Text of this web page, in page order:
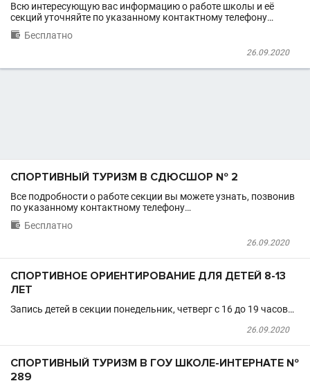
Всю интересующую вас информацию о работе школы и её
секций уточняйте по указанному контактному телефону…
 Бесплатно
26.09.2020
СПОРТИВНЫЙ ТУРИЗМ В СДЮСШОР № 2
Все подробности о работе секции вы можете узнать, позвонив
по указанному контактному телефону…
 Бесплатно
26.09.2020
СПОРТИВНОЕ ОРИЕНТИРОВАНИЕ ДЛЯ ДЕТЕЙ 8-13
ЛЕТ
Запись детей в секции понедельник, четверг с 16 до 19 часов…
26.09.2020
СПОРТИВНЫЙ ТУРИЗМ В ГОУ ШКОЛЕ-ИНТЕРНАТЕ №
289